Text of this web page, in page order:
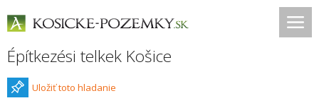
Építkezési telkek Košice
Uložiť toto hladanie